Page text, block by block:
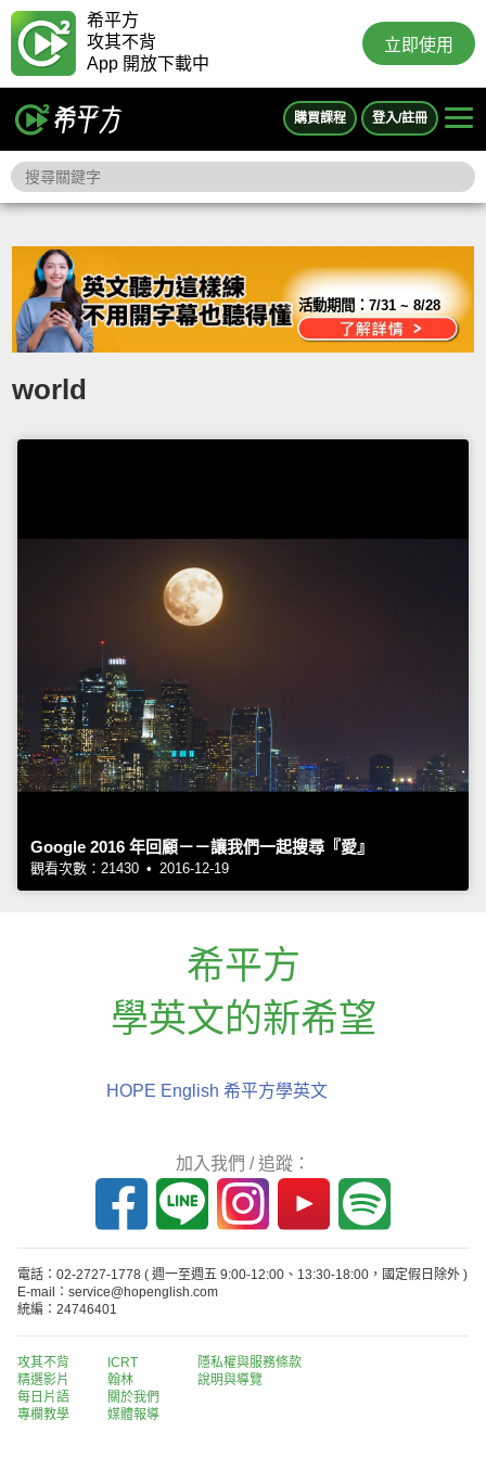
希平方
攻其不背
App 開放下載中
立即使用
購買課程 登入/註冊
活動期間：7/31 ~ 8/28
world
Google 2016 年回顧－－讓我們一起搜尋『愛』
觀看次數：21430 • 2016-12-19
希平方
學英文的新希望
HOPE English 希平方學英文
加入我們 / 追蹤：
電話：02-2727-1778 ( 週一至週五 9:00-12:00、13:30-18:00，國定假日除外 )
E-mail：service@hopenglish.com
統編：24746401
攻其不背
精選影片
每日片語
專欄教學
ICRT
翰林
關於我們
媒體報導
隱私權與服務條款
說明與導覽